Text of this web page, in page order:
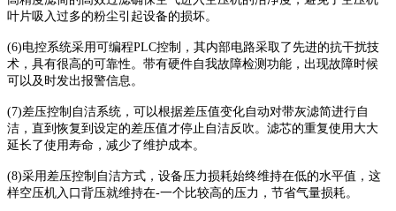
叶片吸入过多的粉尘引起设备的损坏。
(6)电控系统采用可编程PLC控制，其内部电路采取了先进的抗干扰技
术，具有很高的可靠性。带有硬件自我故障检测功能，出现故障时候
可以及时发出报警信息。
(7)差压控制自洁系统，可以根据差压值变化自动对带灰滤简进行自
洁，直到恢复到设定的差压值才停止自洁反吹。滤芯的重复使用大大
延长了使用寿命，减少了维护成本。
(8)采用差压控制自洁方式，设备压力损耗始终维持在低的水平值，这
样空压机入口背压就维持在-一个比较高的压力，节省气量损耗。